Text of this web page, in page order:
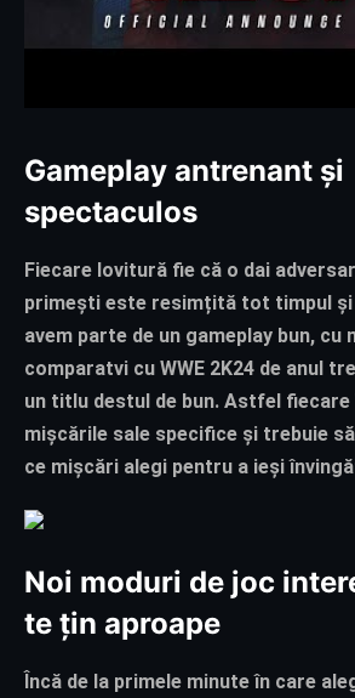
Gameplay antrenant și
spectaculos
Fiecare lovitură fie că o dai
primești este resimțită tot timpul și
avem parte de un gameplay bun, cu
comparatvi cu WWE 2K24 de anul
un titlu destul de bun. Astfel
mișcările sale specifice și trebuie
ce mișcări alegi pentru a ieși
Noi moduri de joc
te țin aproape
Încă de la primele minute în care